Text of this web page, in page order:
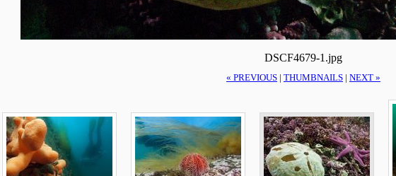
DSCF4679-1.jpg
« PREVIOUS THUMBNAILS NEXT »